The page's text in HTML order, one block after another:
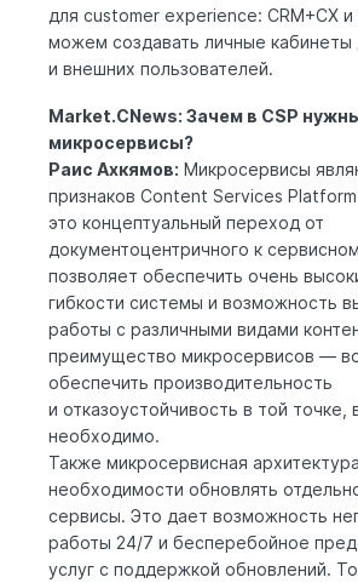
для customer experience: CRM+CX
можем создавать личные кабинеты
и внешних пользователей.
Market.CNews: Зачем в CSP
микросервисы?
Раис Ахкямов: Микросервисы
признаков Content Services
это концептуальный переход от
документоцентричного к
позволяет обеспечить очень
гибкости системы и возможность
работы с различными видами
преимущество микросервисов —
обеспечить производительность
и отказоустойчивость в той точке,
необходимо.
Также микросервисная
необходимости обновлять
сервисы. Это дает возможность
работы 24/7 и бесперебойное
услуг с поддержкой обновлений. То